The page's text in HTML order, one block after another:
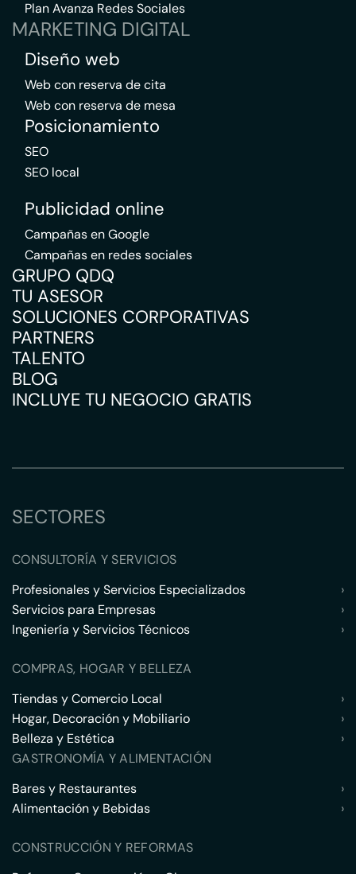
Plan Avanza Redes Sociales
MARKETING DIGITAL
Diseño web
Web con reserva de cita
Web con reserva de mesa
Posicionamiento
SEO
SEO local
Publicidad online
Campañas en Google
Campañas en redes sociales
GRUPO QDQ
TU ASESOR
SOLUCIONES CORPORATIVAS
PARTNERS
TALENTO
BLOG
INCLUYE TU NEGOCIO GRATIS
SECTORES
CONSULTORÍA Y SERVICIOS
Profesionales y Servicios Especializados
›
Servicios para Empresas
›
Ingeniería y Servicios Técnicos
›
COMPRAS, HOGAR Y BELLEZA
Tiendas y Comercio Local
›
Hogar, Decoración y Mobiliario
›
Belleza y Estética
›
GASTRONOMÍA Y ALIMENTACIÓN
Bares y Restaurantes
›
Alimentación y Bebidas
›
CONSTRUCCIÓN Y REFORMAS